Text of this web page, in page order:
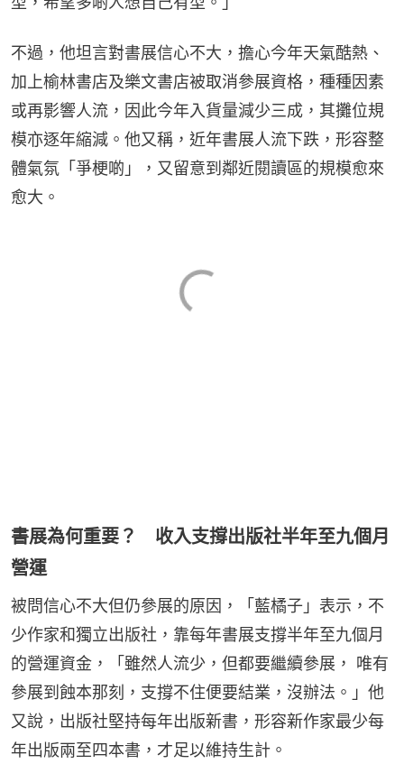
不過，他坦言對書展信心不大，擔心今年天氣酷熱、
加上榆林書店及樂文書店被取消參展資格，種種因素
或再影響人流，因此今年入貨量減少三成，其攤位規
模亦逐年縮減。他又稱，近年書展人流下跌，形容整
體氣氛「爭梗啲」，又留意到鄰近閱讀區的規模愈來
愈大。
書展為何重要？ 收入支撐出版社半年至九個月
營運
被問信心不大但仍參展的原因，「藍橘子」表示，不
少作家和獨立出版社，靠每年書展支撐半年至九個月
的營運資金，「雖然人流少，但都要繼續參展， 唯有
參展到蝕本那刻，支撐不住便要結業，沒辦法。」他
又說，出版社堅持每年出版新書，形容新作家最少每
年出版兩至四本書，才足以維持生計。